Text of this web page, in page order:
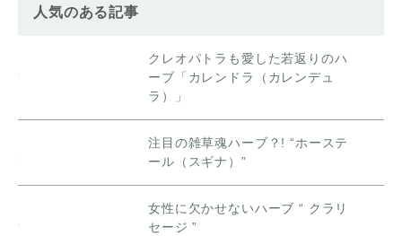
人気のある記事
クレオパトラも愛した若返りのハ
ーブ「カレンドラ（カレンデュ
ラ）」
注目の雑草魂ハーブ？! “ホーステ
ール（スギナ）”
女性に欠かせないハーブ “ クラリ
セージ ”